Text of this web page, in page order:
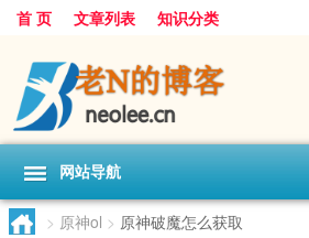
首 页 文章列表 知识分类
网站导航
> 原神ol > 原神破魔怎么获取